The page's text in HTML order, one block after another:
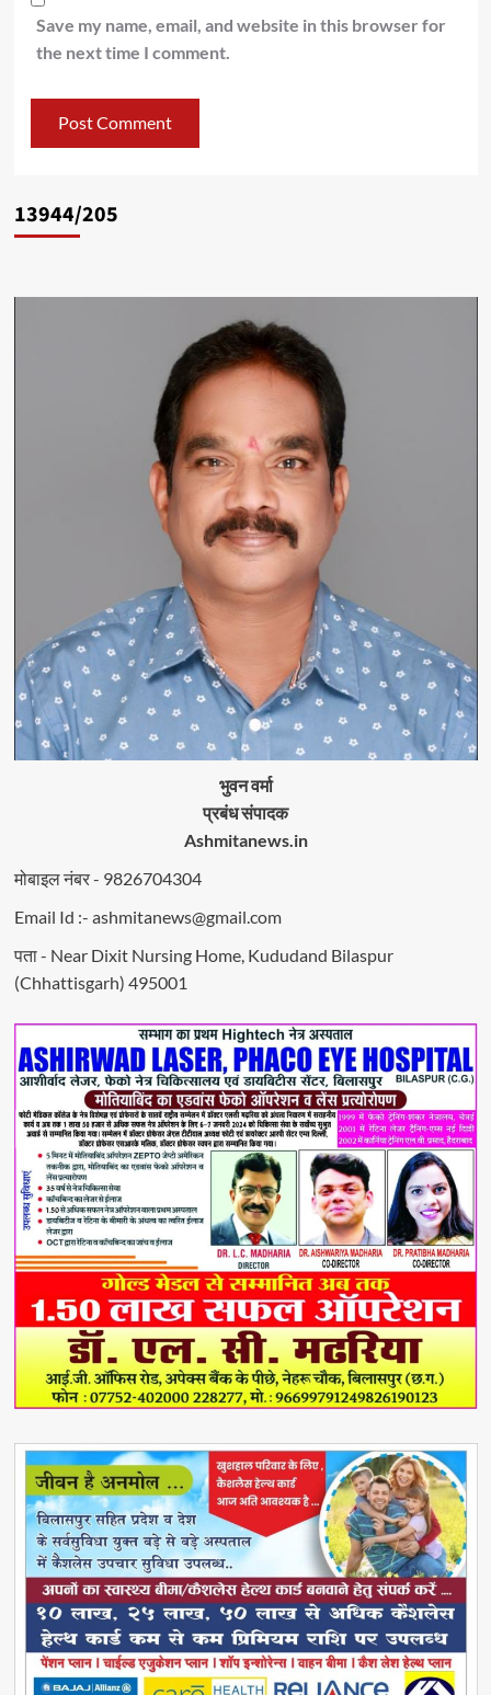
Save my name, email, and website in this browser for
the next time I comment.
13944/205
भुवन वर्मा
प्रबंध संपादक
Ashmitanews.in
मोबाइल नंबर - 9826704304
Email Id :- ashmitanews@gmail.com
पता - Near Dixit Nursing Home, Kududand Bilaspur
(Chhattisgarh) 495001